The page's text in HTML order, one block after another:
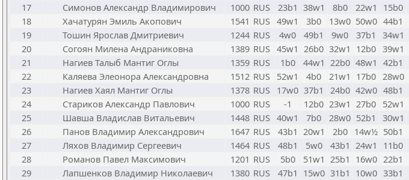
17
Симонов Александр Владимирович 1000 RUS 23b1 38w1 8b0 22w1 15b0
18
Хачатурян Эмиль Акопович 1541 RUS 49w1 3b0 13w0 50w0 44b1
19
Тошин Ярослав Дмитриевич 1244 RUS 4w0 49b1 9w0 37b1 34w1
20
Согоян Милена Андраниковна 1389 RUS 45w1 26b0 32w1 12b0 39w1
21
Нагиев Талыб Мантиг Оглы 1359 RUS 1b0 44w1 22b0 48w1 42b1
22
Каляева Элеонора Александровна 1512 RUS 52w1 4b0 21w1 17b0 28w0
23
Нагиев Хаял Мантиг Оглы 1378 RUS 17w0 37b1 24b0 42w0 48b1
24
Стариков Александр Павлович 1000 RUS -1 12b0 23w1 27b0 52w1
25
Шавша Владислав Витальевич 1448 RUS 40w1 7b0 28w0 52b1 30w1
26
Панов Владимир Александрович 1647 RUS 43b1 20w1 2b0 14w½ 50b1
27
Ляхов Владимир Сергеевич 1464 RUS 48b1 5w0 43b1 24w1 11b0
28
Романов Павел Максимович 1201 RUS 5b0 51w1 25b1 16w0 22b1
29
Лапшенков Владимир Николаевич 1380 RUS 47b1 15w0 31b1 10w0 33b1